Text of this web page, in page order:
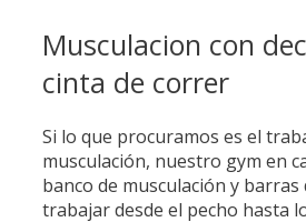
Musculacion con
cinta de correr
Si lo que procuramos es el
musculación, nuestro gym en
banco de musculación y barras
trabajar desde el pecho hasta